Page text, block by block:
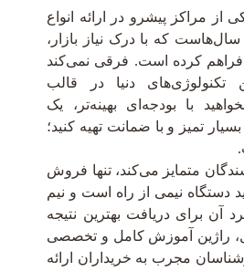
از مراکز پیشرو در ارائه انواع
که با درک نیاز بازار،
کرده است. فرقی نمی‌کند
تکنولوژی‌های دنیا در قالب
با بودجه‌ای بهینه‌تر، یک
تمیز و با ضمانت تهیه کنید؛
متمایز می‌کند، تنها فروش
دستگاه نیمی از راه است و نیم
آن برای دریافت بهترین نتیجه
راژین آموزش کامل و تخصصی
مجرب به خریداران ارائه